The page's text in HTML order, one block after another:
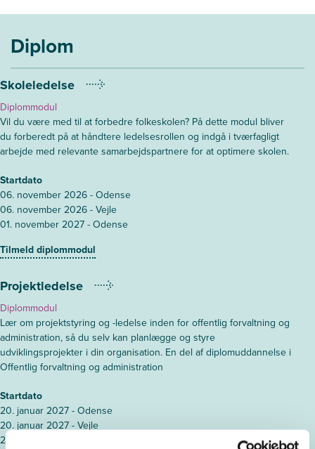
Diplom
Skoleledelse
Diplommodul
Vil du være med til at forbedre folkeskolen? På dette modul bliver
du forberedt på at håndtere ledelsesrollen og indgå i tværfagligt
arbejde med relevante samarbejdspartnere for at optimere skolen.
Startdato
06. november 2026 - Odense
06. november 2026 - Vejle
01. november 2027 - Odense
Tilmeld diplommodul
Projektledelse
Diplommodul
Lær om projektstyring og -ledelse inden for offentlig forvaltning og
administration, så du selv kan planlægge og styre
udviklingsprojekter i din organisation. En del af diplomuddannelse i
Offentlig forvaltning og administration
Startdato
20. januar 2027 - Odense
20. januar 2027 - Vejle
28. januar 2027 - Odense